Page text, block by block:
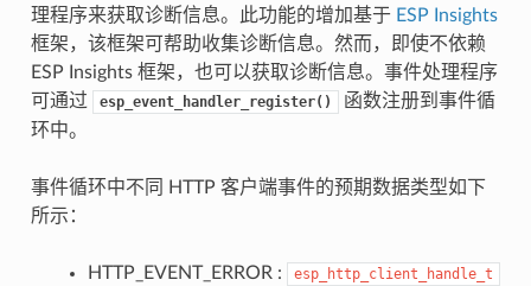
理程序来获取诊断信息。此功能的增加基于 ESP Insights
框架，该框架可帮助收集诊断信息。然而，即使不依赖
ESP Insights 框架，也可以获取诊断信息。事件处理程序
可通过
esp_event_handler_register()
函数注册到事件循
环中。
事件循环中不同 HTTP 客户端事件的预期数据类型如下
所示：
HTTP_EVENT_ERROR : esp_http_client_handle_t